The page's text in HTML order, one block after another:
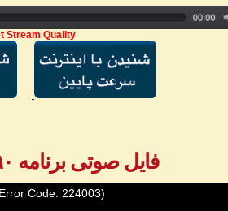
Stream Quality
فایل صوتی برنامه ۷۹۰ - بخش ۳
Code: 224003)